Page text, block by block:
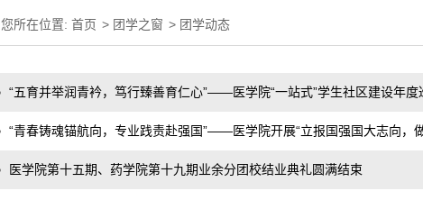
您所在位置: 首页 > 团学之窗 > 团学动态
“五育并举润青衿，笃行臻善育仁心”——医学院“一站式”学生社区建设年度
“青春铸魂锚航向，专业践责赴强国”——医学院开展“立报国强国大志向，
医学院第十五期、药学院第十九期业余分团校结业典礼圆满结束